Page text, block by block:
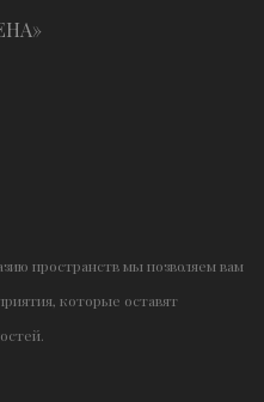
пространств мы позволяем вам
которые оставят